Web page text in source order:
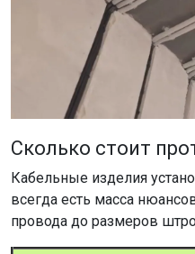
Сколько стоит
Кабельные изделия
всегда есть масса
провода до размеров